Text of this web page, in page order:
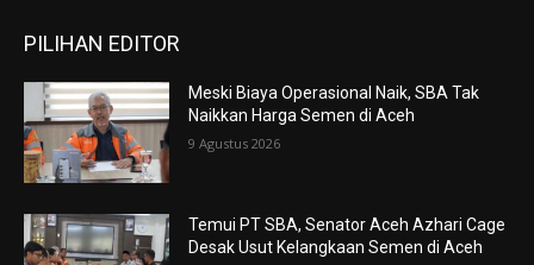
PILIHAN EDITOR
Meski Biaya Operasional Naik, SBA Tak
Naikkan Harga Semen di Aceh
9 Agustus 2026
Temui PT SBA, Senator Aceh Azhari Cage
Desak Usut Kelangkaan Semen di Aceh